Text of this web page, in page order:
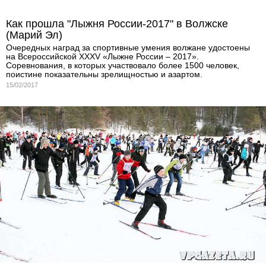
Как прошла "Лыжня России-2017" в Волжске
(Марий Эл)
Очередных наград за спортивные умения волжане удостоены
на Всероссийской XXXV «Лыжне России – 2017».
Соревнования, в которых участвовало более 1500 человек,
поистине показательны зрелищностью и азартом.
15/02/2017